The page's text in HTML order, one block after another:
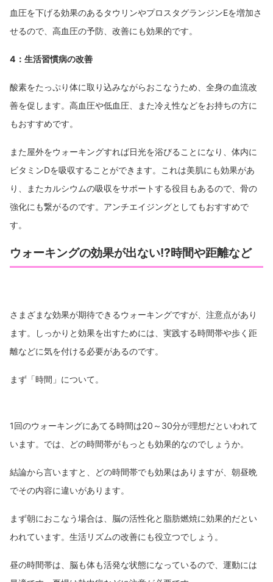
血圧を下げる効果のあるタウリンやプロスタグランジンEを増加さ
せるので、高血圧の予防、改善にも効果的です。
4：生活習慣病の改善
酸素をたっぷり体に取り込みながらおこなうため、全身の血流改
善を促します。高血圧や低血圧、また冷え性などをお持ちの方に
もおすすめです。
また屋外をウォーキングすれば日光を浴びることになり、体内に
ビタミンDを吸収することができます。これは美肌にも効果があ
り、またカルシウムの吸収をサポートする役目もあるので、骨の
強化にも繋がるのです。アンチエイジングとしてもおすすめで
す。
ウォーキングの効果が出ない!?時間や距離など
さまざまな効果が期待できるウォーキングですが、注意点があり
ます。しっかりと効果を出すためには、実践する時間帯や歩く距
離などに気を付ける必要があるのです。
まず「時間」について。
1回のウォーキングにあてる時間は20～30分が理想だといわれて
います。では、どの時間帯がもっとも効果的なのでしょうか。
結論から言いますと、どの時間帯でも効果はありますが、朝昼晩
でその内容に違いがあります。
まず朝におこなう場合は、脳の活性化と脂肪燃焼に効果的だとい
われています。生活リズムの改善にも役立つでしょう。
昼の時間帯は、脳も体も活発な状態になっているので、運動には